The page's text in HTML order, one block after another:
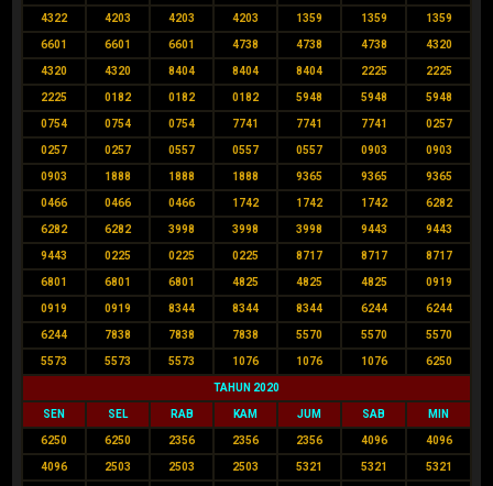
4322 4203 4203 4203 1359 1359 1359
6601 6601 6601 4738 4738 4738 4320
4320 4320 8404 8404 8404 2225 2225
2225 0182 0182 0182 5948 5948 5948
0754 0754 0754 7741 7741 7741 0257
0257 0257 0557 0557 0557 0903 0903
0903 1888 1888 1888 9365 9365 9365
0466 0466 0466 1742 1742 1742 6282
6282 6282 3998 3998 3998 9443 9443
9443 0225 0225 0225 8717 8717 8717
6801 6801 6801 4825 4825 4825 0919
0919 0919 8344 8344 8344 6244 6244
6244 7838 7838 7838 5570 5570 5570
5573 5573 5573 1076 1076 1076 6250
TAHUN 2020
SEN SEL RAB KAM JUM SAB MIN
6250 6250 2356 2356 2356 4096 4096
4096 2503 2503 2503 5321 5321 5321